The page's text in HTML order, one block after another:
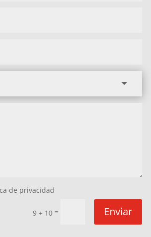
de privacidad
9 + 10 = Enviar